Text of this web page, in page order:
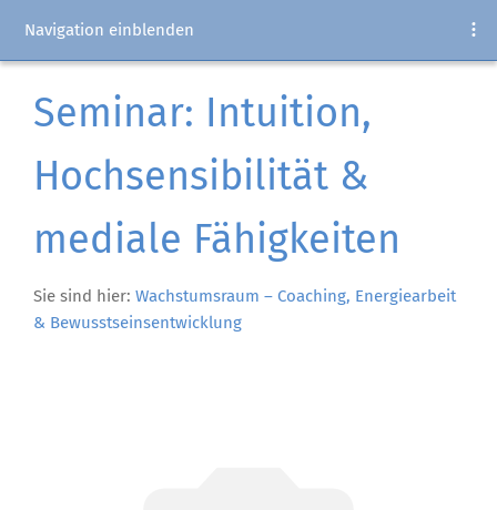
Navigation einblenden
Seminar: Intuition,
Hochsensibilität &
mediale Fähigkeiten
Sie sind hier: Wachstumsraum – Coaching, Energiearbeit
& Bewusstseinsentwicklung